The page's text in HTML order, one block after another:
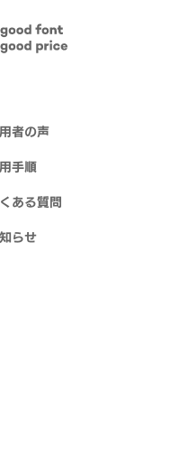
者の声
手順
ある質問
らせ